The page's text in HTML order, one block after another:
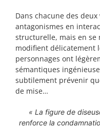
Dans chacune des deux
antagonismes en
structurelle, mais en se
modifient délicatement
personnages ont
sémantiques
subtilement prévenir
de mise…
« La figure de
renforce la